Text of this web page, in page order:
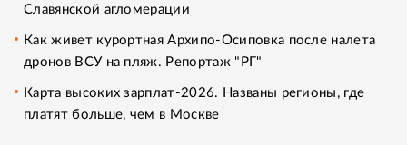
Славянской агломерации
Как живет курортная Архипо-Осиповка после налета
дронов ВСУ на пляж. Репортаж "РГ"
Карта высоких зарплат-2026. Названы регионы, где
платят больше, чем в Москве